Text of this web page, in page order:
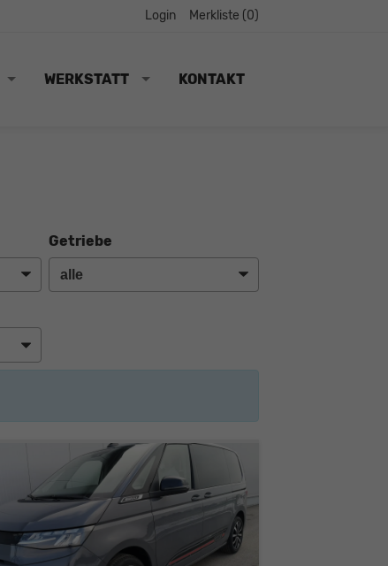
Login Merkliste (0)
WERKSTATT KONTAKT
Getriebe